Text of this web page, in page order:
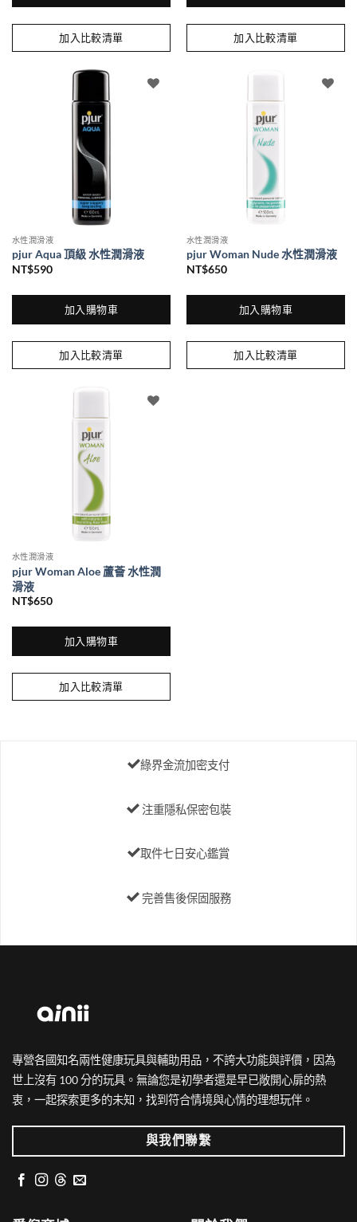
加入比較清單
到
選
擇
項
加入比較清單
水性潤滑液
pjur Aqua 頂級 水性潤滑液
NT$590
加入購物車
加入比較清單
水性潤滑液
pjur Woman Nude 水性潤滑液
NT$650
加入購物車
加入比較清單
水性潤滑液
pjur Woman Aloe 蘆薈 水性潤
滑液
NT$650
加入購物車
加入比較清單
綠界金流加密支付
注重隱私保密包裝
取件七日安心鑑賞
完善售後保固服務
專營各國知名兩性健康玩具與輔助用品，不誇大功能與評價，因為
世上沒有 100 分的玩具。無論您是初學者還是早已敞開心扉的熱
衷，一起探索更多的未知，找到符合情境與心情的理想玩伴。
與我們聯繫